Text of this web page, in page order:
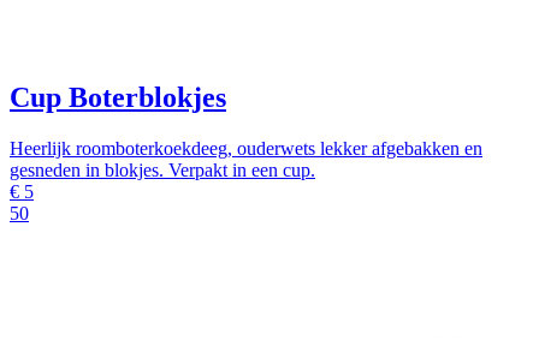
Cup Boterblokjes
Heerlijk roomboterkoekdeeg, ouderwets lekker afgebakken en
gesneden in blokjes. Verpakt in een cup.
€ 5
50